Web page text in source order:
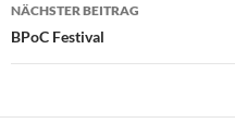
NÄCHSTER BEITRAG
BPoC Festival